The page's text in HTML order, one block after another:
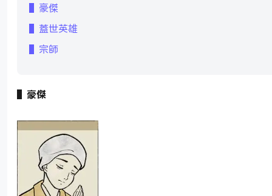
▌豪傑
▌蓋世英雄
▌宗師
▌豪傑